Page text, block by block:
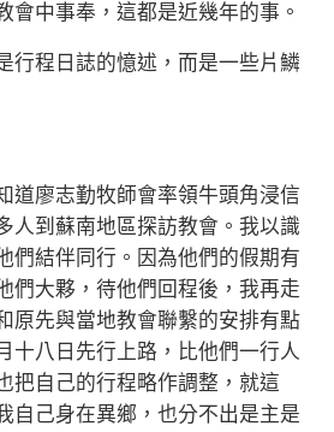
會中事奉，這都是近幾年的事。
程日誌的憶述，而是一些片鱗
廖志勤牧師會率領牛頭角浸信
人到蘇南地區探訪教會。我以識
們結伴同行。因為他們的假期有
們大夥，待他們回程後，我再走
原先與當地教會聯繫的安排有點
十八日先行上路，比他們一行人
把自己的行程略作調整，就這
自己身在異鄉，也分不出是主是